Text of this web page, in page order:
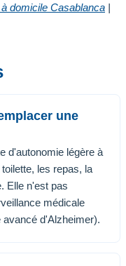
domicile Casablanca |
une
d'autonomie légère à
les repas, la
Elle n'est pas
médicale
d'Alzheimer).